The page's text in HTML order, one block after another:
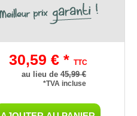
30,59 € * TTC
au lieu de 45,99 €
*TVA incluse